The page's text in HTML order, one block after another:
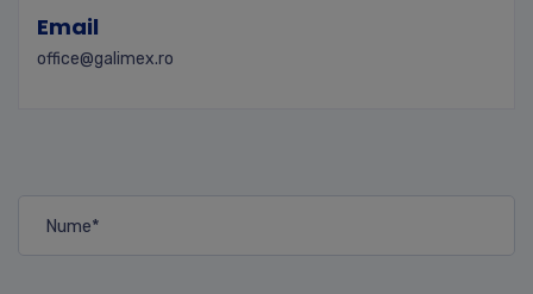
Email
office@galimex.ro